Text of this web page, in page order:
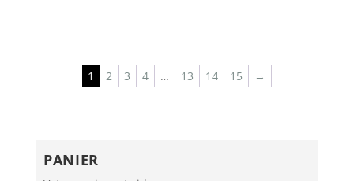
1 2 3 4 … 13 14 15 →
PANIER